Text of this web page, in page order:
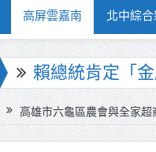
高屏雲嘉南 北中綜合
賴總統肯定「
海巡署南部分
北市鮮奶週報
雙北合作里程
高雄市六龜區農會與全家